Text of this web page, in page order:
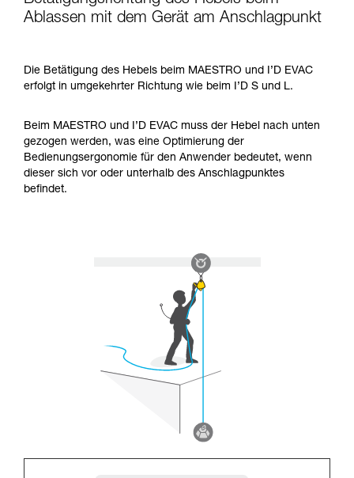
Ablassen mit dem Gerät am Anschlagpunkt
Die Betätigung des Hebels beim MAESTRO und I’D EVAC
erfolgt in umgekehrter Richtung wie beim I’D S und L.
Beim MAESTRO und I’D EVAC muss der Hebel nach unten
gezogen werden, was eine Optimierung der
Bedienungsergonomie für den Anwender bedeutet, wenn
dieser sich vor oder unterhalb des Anschlagpunktes
befindet.